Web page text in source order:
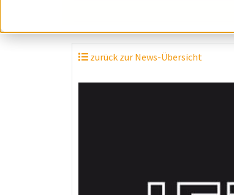
zurück zur News-Übersicht